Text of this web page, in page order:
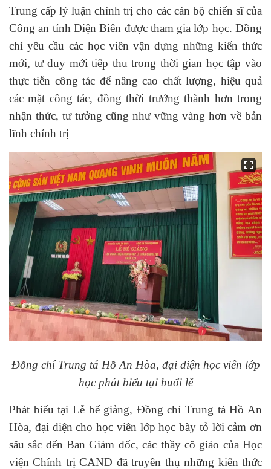
Trung cấp lý luận chính trị cho các cán bộ chiến sĩ của
Công an tỉnh Điện Biên được tham gia lớp học. Đồng
chí yêu cầu các học viên vận dựng những kiến thức
mới, tư duy mới tiếp thu trong thời gian học tập vào
thực tiễn công tác để nâng cao chất lượng, hiệu quả
các mặt công tác, đồng thời trưởng thành hơn trong
nhận thức, tư tưởng cũng như vững vàng hơn về bản
lĩnh chính trị
Đồng chí Trung tá Hồ An Hòa, đại diện học viên lớp
học phát biểu tại buổi lễ
Phát biểu tại Lễ bế giảng, Đồng chí Trung tá Hồ An
Hòa, đại diện cho học viên lớp học bày tỏ lời cảm ơn
sâu sắc đến Ban Giám đốc, các thầy cô giáo của Học
viện Chính trị CAND đã truyền thụ những kiến thức